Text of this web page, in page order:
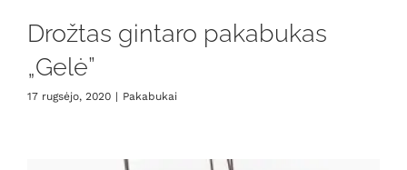
Drožtas gintaro pakabukas
„Gelė”
17 rugsėjo, 2020 | Pakabukai